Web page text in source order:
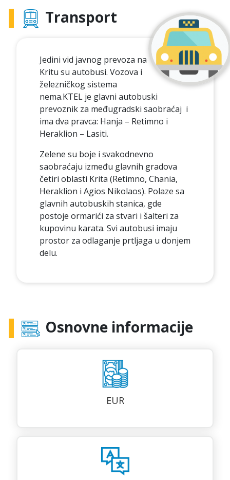
Transport
Jedini vid javnog prevoza na
Kritu su autobusi. Vozova i
železničkog sistema
nema.KTEL je glavni autobuski
prevoznik za međugradski saobraćaj i
ima dva pravca: Hanja – Retimno i
Heraklion – Lasiti.
Zelene su boje i svakodnevno
saobraćaju između glavnih gradova
četiri oblasti Krita (Retimno, Chania,
Heraklion i Agios Nikolaos). Polaze sa
glavnih autobuskih stanica, gde
postoje ormarići za stvari i šalteri za
kupovinu karata. Svi autobusi imaju
prostor za odlaganje prtljaga u donjem
delu.
Osnovne informacije
EUR